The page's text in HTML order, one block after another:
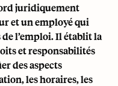
juridiquement
et un employé qui
l’emploi. Il établit la
et responsabilités
des aspects
les horaires, les